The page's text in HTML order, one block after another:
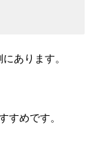
あります。
すめです。